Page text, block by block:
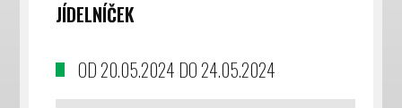
JÍDELNÍČEK
OD 20.05.2024 DO 24.05.2024